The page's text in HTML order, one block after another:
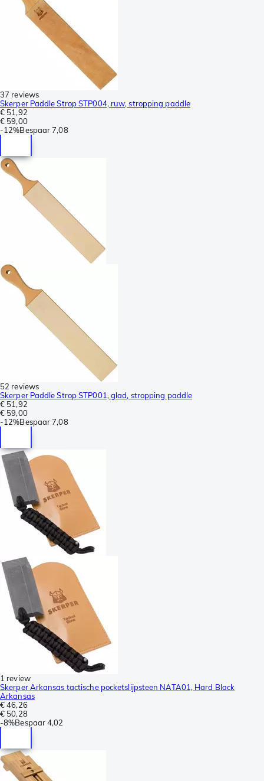
37 reviews
Skerper Paddle Strop STP004, ruw, stropping paddle
€ 51,92
€ 59,00
-12%Bespaar 7,08
52 reviews
Skerper Paddle Strop STP001, glad, stropping paddle
€ 51,92
€ 59,00
-12%Bespaar 7,08
1 review
Skerper Arkansas tactische pocketslijpsteen NATA01, Hard Black
Arkansas
€ 46,26
€ 50,28
-8%Bespaar4,02